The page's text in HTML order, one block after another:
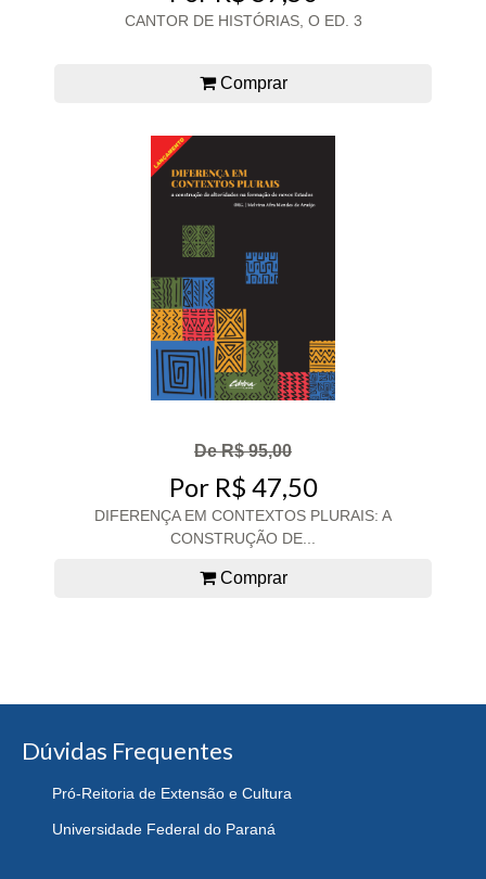
CANTOR DE HISTÓRIAS, O ED. 3
Comprar
De R$ 95,00
Por R$ 47,50
DIFERENÇA EM CONTEXTOS PLURAIS: A
CONSTRUÇÃO DE...
Comprar
Dúvidas Frequentes
Pró-Reitoria de Extensão e Cultura
Universidade Federal do Paraná